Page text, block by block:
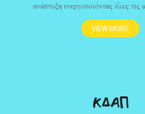
ανάπτυξη ενεργοποιόντας όλες τις
VIEW MORE
ΚΔΑΠ